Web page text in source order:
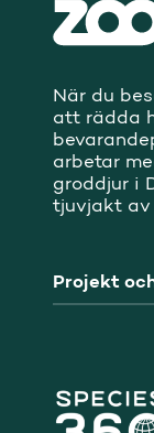
När du
att rädda
arbetar
groddjur i
tjuvjakt av
Projekt